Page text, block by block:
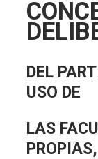
DEL
USO DE
LAS
PROPIAS,